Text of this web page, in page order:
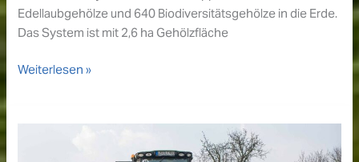
Edellaubgehölze und 640 Biodiversitätsgehölze in die Erde.
Das System ist mit 2,6 ha Gehölzfläche
Pflanzung
Weiterlesen »